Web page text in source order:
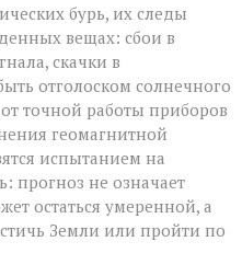
бурь, их следы
вещах: сбои в
скачки в
отголоском солнечного
от точной работы приборов
геомагнитной
испытанием на
прогноз не означает
остаться умеренной, а
Земли или пройти по